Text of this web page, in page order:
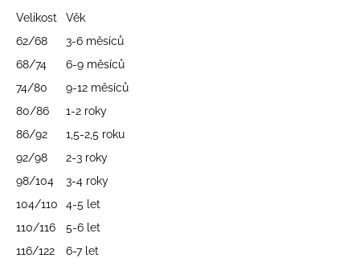
Velikost
Věk
62/68
3-6 měsíců
68/74
6-9 měsíců
74/80
9-12 měsíců
80/86
1-2 roky
86/92
1,5-2,5 roku
92/98
2-3 roky
98/104
3-4 roky
104/110
4-5 let
110/116
5-6 let
116/122
6-7 let
p
o
ú
č
a
e
BAMBUSOVÉ
TRIKO
PRUHY
MODRÉ